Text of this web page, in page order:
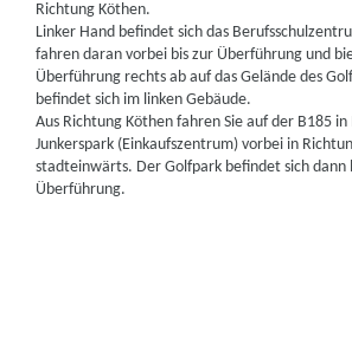
Richtung Köthen.
Linker Hand befindet sich das
fahren daran vorbei bis zur Überführung und
Überführung rechts ab auf das Gelände des
befindet sich im linken Gebäude.
Aus Richtung Köthen fahren Sie auf der B185
Junkerspark (Einkaufszentrum) vorbei in
stadteinwärts. Der Golfpark befindet sich dann
Überführung.